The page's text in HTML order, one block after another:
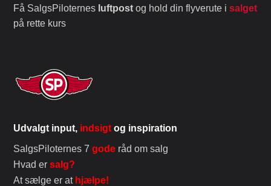
Få SalgsPiloternes luftpost og hold din flyverute isalget
på rette kurs
Udvalgt input, indsigt og inspiration
SalgsPiloternes 7gode råd om salg
Hvad ersalg?
At sælge er at hjælpe!